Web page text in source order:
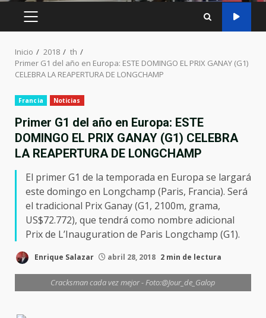
MENÚ
Inicio 2018
th
Primer G1 del año en Europa: ESTE DOMINGO EL PRIX GANAY (G1)
CELEBRA LA REAPERTURA DE LONGCHAMP
Francia Noticias
Primer G1 del año en Europa: ESTE
DOMINGO EL PRIX GANAY (G1) CELEBRA
LA REAPERTURA DE LONGCHAMP
El primer G1 de la temporada en Europa se largará
este domingo en Longchamp (Paris, Francia). Será
el tradicional Prix Ganay (G1, 2100m, grama,
US$72.772), que tendrá como nombre adicional
Prix de L’Inauguration de Paris Longchamp (G1).
Enrique Salazar abril 28, 2018 2 min de lectura
Cracksman cada vez mejor - Foto:@Jour_de_Galop